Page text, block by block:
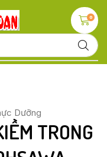
0
Dưỡng
TRONG